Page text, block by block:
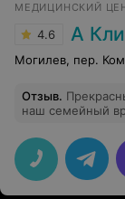
МЕДИЦИНСКИЙ
4.6 А
Могилев, пер.
Отзыв.
наш семейный
лечение...